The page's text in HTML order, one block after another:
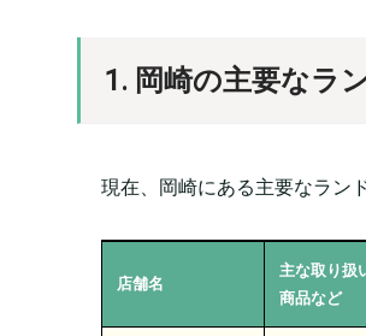
1. 岡崎の主要なラ
現在、岡崎にある主要なラン
店舗名
主な取り扱
商品など